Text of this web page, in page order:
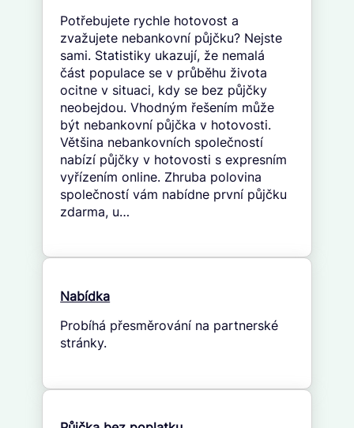
Potřebujete rychle hotovost a
zvažujete nebankovní půjčku? Nejste
sami. Statistiky ukazují, že nemalá
část populace se v průběhu života
ocitne v situaci, kdy se bez půjčky
neobejdou. Vhodným řešením může
být nebankovní půjčka v hotovosti.
Většina nebankovních společností
nabízí půjčky v hotovosti s expresním
vyřízením online. Zhruba polovina
společností vám nabídne první půjčku
zdarma, u…
Nabídka
Probíhá přesměrování na partnerské
stránky.